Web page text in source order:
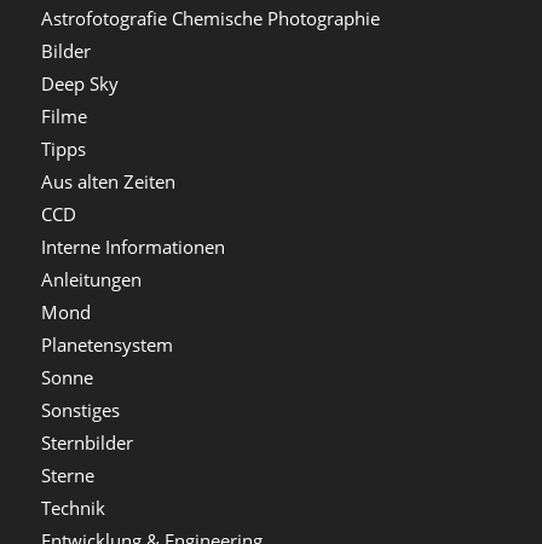
Astrofotografie Chemische Photographie
Bilder
Deep Sky
Filme
Tipps
Aus alten Zeiten
CCD
Interne Informationen
Anleitungen
Mond
Planetensystem
Sonne
Sonstiges
Sternbilder
Sterne
Technik